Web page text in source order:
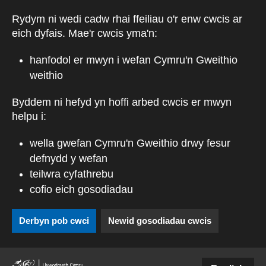
Rydym ni wedi cadw rhai ffeiliau o'r enw cwcis ar
eich dyfais. Mae'r cwcis yma'n:
hanfodol er mwyn i wefan Cymru'n Gweithio
weithio
Byddem ni hefyd yn hoffi arbed cwcis er mwyn
helpu i:
wella gwefan Cymru'n Gweithio drwy fesur
defnydd y wefan
teilwra cyfathrebu
cofio eich gosodiadau
Derbyn pob cwci Newid gosodiadau cwcis